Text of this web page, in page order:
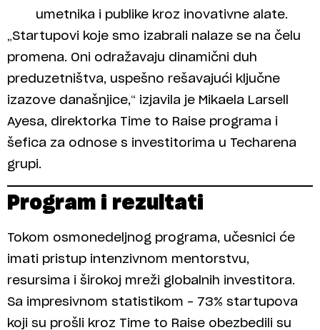
umetnika i publike kroz inovativne alate.
„Startupovi koje smo izabrali nalaze se na čelu
promena. Oni odražavaju dinamični duh
preduzetništva, uspešno rešavajući ključne
izazove današnjice,“ izjavila je Mikaela Larsell
Ayesa, direktorka Time to Raise programa i
šefica za odnose s investitorima u Techarena
grupi.
Program i rezultati
Tokom osmonedeljnog programa, učesnici će
imati pristup intenzivnom mentorstvu,
resursima i širokoj mreži globalnih investitora.
Sa impresivnom statistikom – 73% startupova
koji su prošli kroz Time to Raise obezbedili su